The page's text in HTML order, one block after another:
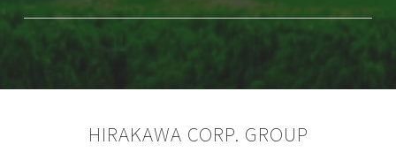
HIRAKAWA CORP. GROUP